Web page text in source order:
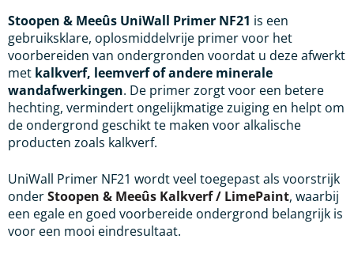
Stoopen & Meeûs UniWall Primer NF21 is een
gebruiksklare, oplosmiddelvrije primer voor het
voorbereiden van ondergronden voordat u deze afwerkt
met kalkverf, leemverf of andere minerale
wandafwerkingen. De primer zorgt voor een betere
hechting, vermindert ongelijkmatige zuiging en helpt om
de ondergrond geschikt te maken voor alkalische
producten zoals kalkverf.
UniWall Primer NF21 wordt veel toegepast als voorstrijk
onderStoopen & Meeûs Kalkverf / LimePaint, waarbij
een egale en goed voorbereide ondergrond belangrijk is
voor een mooi eindresultaat.